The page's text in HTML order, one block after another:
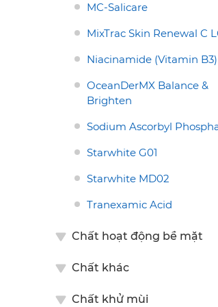
MC-Salicare
MixTrac Skin Renewal C
Niacinamide (Vitamin B3)
OceanDerMX Balance &
Brighten
Sodium Ascorbyl
Starwhite G01
Starwhite MD02
Tranexamic Acid
Chất hoạt động bề mặt
Chất khác
Chất khử mùi